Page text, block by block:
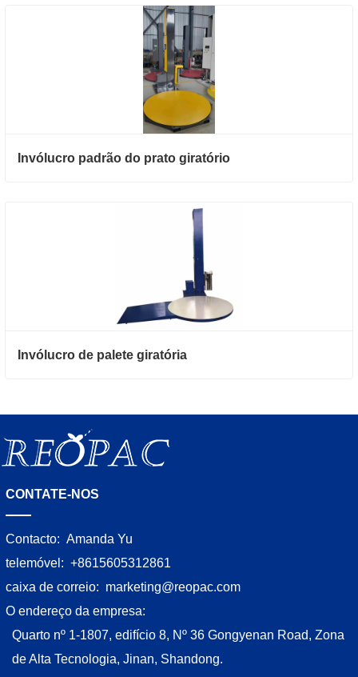
Invólucro padrão do prato giratório
Invólucro de palete giratória
CONTATE-NOS
Contacto: Amanda Yu
telemóvel: +8615605312861
caixa de correio: marketing@reopac.com
O endereço da empresa:
Quarto nº 1-1807, edifício 8, Nº 36 Gongyenan Road, Zona
de Alta Tecnologia, Jinan, Shandong.